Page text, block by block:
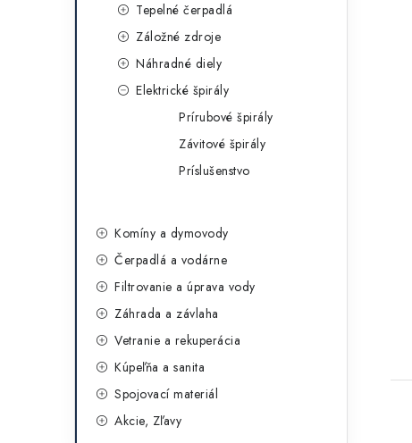
Tepelné čerpadlá
Záložné zdroje
Náhradné diely
Elektrické špirály
Prírubové špirály
Závitové špirály
Príslušenstvo
Komíny a dymovody
Čerpadlá a vodárne
Filtrovanie a úprava vody
Záhrada a závlaha
Vetranie a rekuperácia
Kúpeľňa a sanita
Spojovací materiál
Akcie, Zľavy